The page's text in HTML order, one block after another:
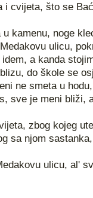
i cvijeta, što se
kamenu, noge
ulicu,
a kanda
do škole se
ne smeta u
sve je meni bliži,
zbog kojeg
sa njom
ulicu, al'